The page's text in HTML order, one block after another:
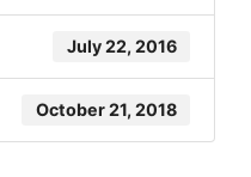
July 22, 2016
October 21, 2018